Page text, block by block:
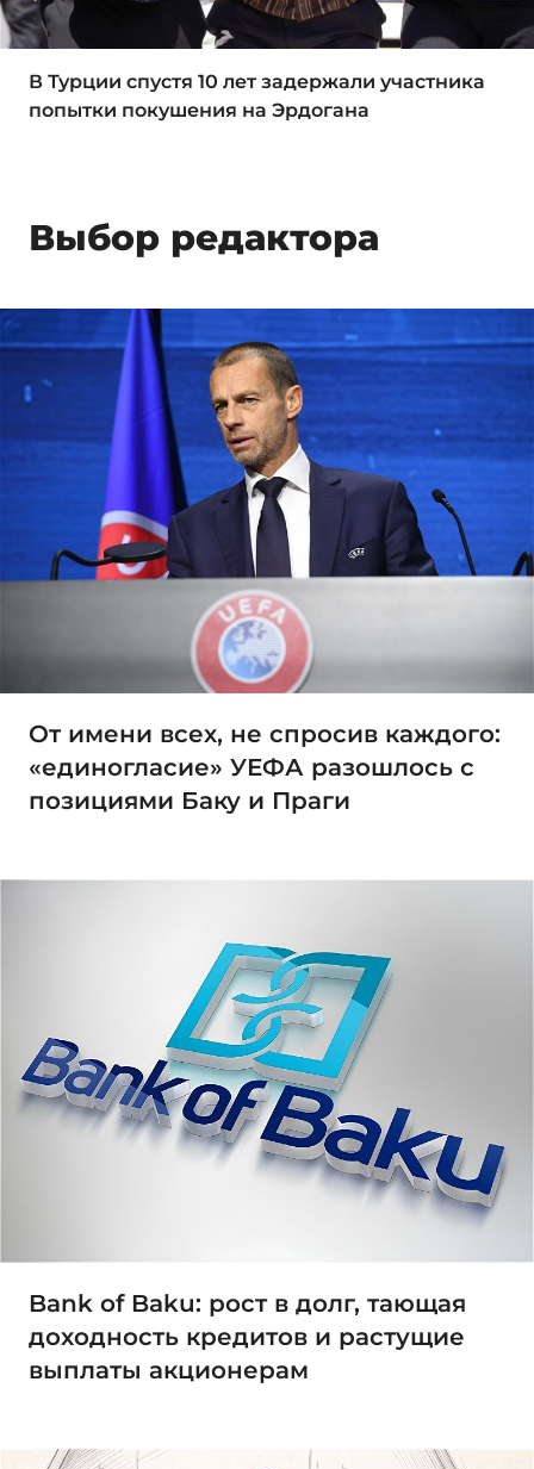
В Турции спустя 10 лет задержали участника
попытки покушения на Эрдогана
Выбор редактора
От имени всех, не спросив каждого:
«единогласие» УЕФА разошлось с
позициями Баку и Праги
Bank of Baku: рост в долг, тающая
доходность кредитов и растущие
выплаты акционерам